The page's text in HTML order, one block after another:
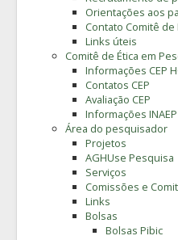
Orientações aos
Contato Comitê de
Links úteis
Comitê de Ética em
Informações CEP
Contatos CEP
Avaliação CEP
Informações INAEP
Área do pesquisador
Projetos
AGHUse Pesquisa
Serviços
Comissões e
Links
Bolsas
Bolsas Pibic